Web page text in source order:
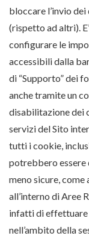
bloccare l’invio
(rispetto ad altri).
configurare le
accessibili dalla
di “Supporto” dei
anche tramite un
disabilitazione dei
servizi del Sito
tutti i cookie,
potrebbero essere
meno sicure, come
all’interno di Aree
infatti di effettuare
nell’ambito della